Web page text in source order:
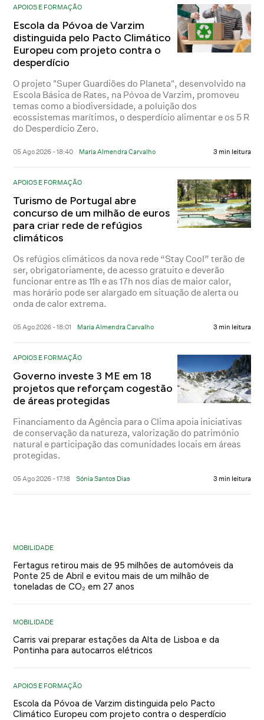
APOIOS E FORMAÇÃO
Escola da Póvoa de Varzim
distinguida pelo Pacto Climático
Europeu com projeto contra o
desperdício
O projeto "Super Guardiões do Planeta", desenvolvido na
Escola Básica de Rates, na Póvoa de Varzim, promoveu
temas como a biodiversidade, a poluição dos
ecossistemas marítimos, o desperdício alimentar e os 5 R
do Desperdício Zero.
05 Ago 2026 - 18:40 Maria Almendra Carvalho 3 min leitura
APOIOS E FORMAÇÃO
Turismo de Portugal abre
concurso de um milhão de euros
para criar rede de refúgios
climáticos
Os refúgios climáticos da nova rede “Stay Cool” terão de
ser, obrigatoriamente, de acesso gratuito e deverão
funcionar entre as 11h e as 17h nos dias de maior calor,
mas horário pode ser alargado em situação de alerta ou
onda de calor extrema.
05 Ago 2026 - 18:01 Maria Almendra Carvalho 3 min leitura
APOIOS E FORMAÇÃO
Governo investe 3 ME em 18
projetos que reforçam cogestão
de áreas protegidas
Financiamento da Agência para o Clima apoia iniciativas
de conservação da natureza, valorização do património
natural e participação das comunidades locais em áreas
protegidas.
05 Ago 2026 - 17:18 Sónia Santos Dias 3 min leitura
MOBILIDADE
Fertagus retirou mais de 95 milhões de automóveis da
Ponte 25 de Abril e evitou mais de um milhão de
toneladas de CO₂ em 27 anos
MOBILIDADE
Carris vai preparar estações da Alta de Lisboa e da
Pontinha para autocarros elétricos
APOIOS E FORMAÇÃO
Escola da Póvoa de Varzim distinguida pelo Pacto
Climático Europeu com projeto contra o desperdício